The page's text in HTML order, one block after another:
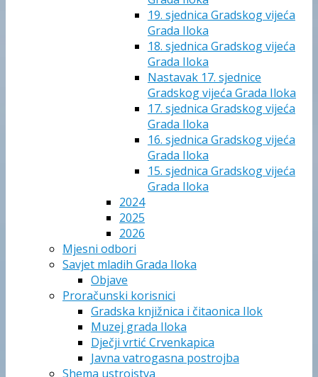
19. sjednica Gradskog vijeća
Grada Iloka
18. sjednica Gradskog vijeća
Grada Iloka
Nastavak 17. sjednice
Gradskog vijeća Grada Iloka
17. sjednica Gradskog vijeća
Grada Iloka
16. sjednica Gradskog vijeća
Grada Iloka
15. sjednica Gradskog vijeća
Grada Iloka
2024
2025
2026
Mjesni odbori
Savjet mladih Grada Iloka
Objave
Proračunski korisnici
Gradska knjižnica i čitaonica Ilok
Muzej grada Iloka
Dječji vrtić Crvenkapica
Javna vatrogasna postrojba
Shema ustrojstva